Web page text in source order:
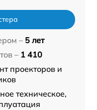
– 5 лет
– 1 410
проекторов и
техническое,